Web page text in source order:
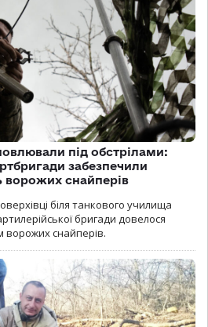
під обстрілами:
забезпечили
ворожих снайперів
біля танкового училища
бригади довелося
ворожих снайперів.